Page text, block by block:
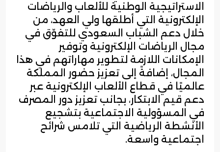
الاستراتيجية الوطنية للألعاب والرياضات
الإلكترونية التي أطلقها ولي العهد، من
خلال دعم الشباب السعودي للتفوّق في
مجال الرياضات الإلكترونية وتوفير
الإمكانات اللازمة لتطوير مهاراتهم في هذا
المجال، إضافةً إلى تعزيز حضور المملكة
عالميًا في قطاع الألعاب الإلكترونية عبر
دعم قيم الابتكار، بجانب تعزيز دور المصرف
في المسؤولية الاجتماعية بتشجيع
الأنشطة الرياضية التي تلامس شرائح
اجتماعية واسعة.